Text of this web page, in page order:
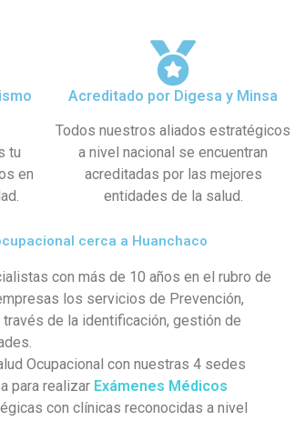
tu
en
Acreditado por Digesa y Minsa​
Todos nuestros aliados estratégicos
a nivel nacional se encuentran
acreditadas por las mejores
entidades de la salud.
cerca a Huanchaco
con más de 10 años en el rubro de
los servicios de Prevención,
través de la identificación, gestión de
Ocupacional con nuestras 4 sedes
para realizar Exámenes Médicos
con clínicas reconocidas a nivel